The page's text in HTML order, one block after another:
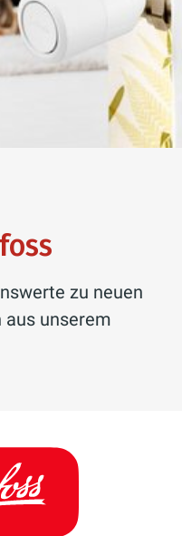
zu neuen
aus unserem